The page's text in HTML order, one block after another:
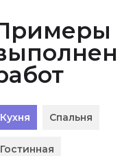
Кухня Спальня
Гостинная